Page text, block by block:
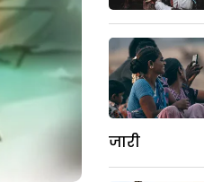
जारी